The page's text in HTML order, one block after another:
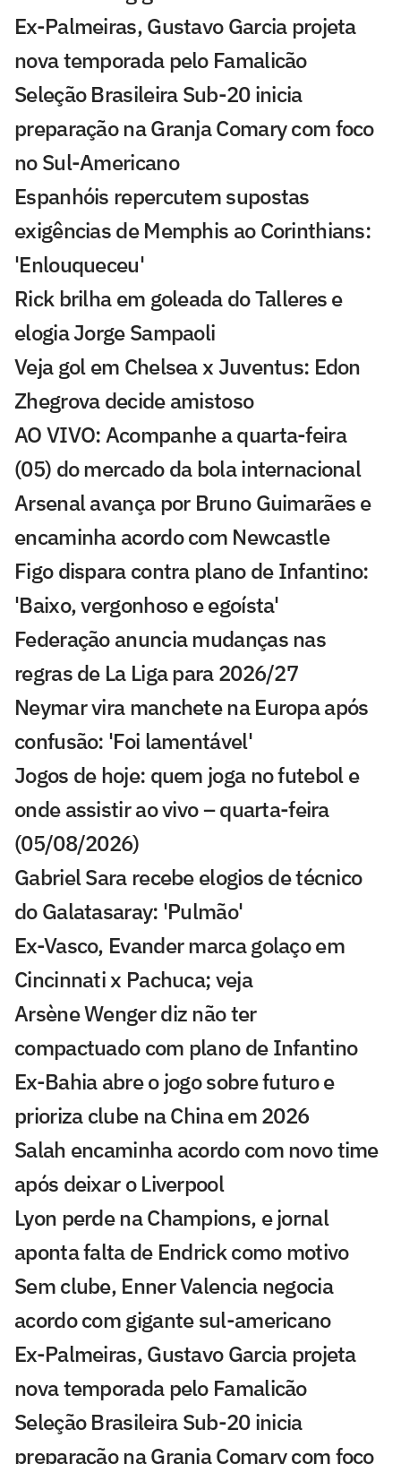
Ex-Palmeiras, Gustavo Garcia projeta
nova temporada pelo Famalicão
Seleção Brasileira Sub-20 inicia
preparação na Granja Comary com foco
no Sul-Americano
Espanhóis repercutem supostas
exigências de Memphis ao Corinthians:
'Enlouqueceu'
Rick brilha em goleada do Talleres e
elogia Jorge Sampaoli
Veja gol em Chelsea x Juventus: Edon
Zhegrova decide amistoso
AO VIVO: Acompanhe a quarta-feira
(05) do mercado da bola internacional
Arsenal avança por Bruno Guimarães e
encaminha acordo com Newcastle
Figo dispara contra plano de Infantino:
'Baixo, vergonhoso e egoísta'
Federação anuncia mudanças nas
regras de La Liga para 2026/27
Neymar vira manchete na Europa após
confusão: 'Foi lamentável'
Jogos de hoje: quem joga no futebol e
onde assistir ao vivo – quarta-feira
(05/08/2026)
Gabriel Sara recebe elogios de técnico
do Galatasaray: 'Pulmão'
Ex-Vasco, Evander marca golaço em
Cincinnati x Pachuca; veja
Arsène Wenger diz não ter
compactuado com plano de Infantino
Ex-Bahia abre o jogo sobre futuro e
prioriza clube na China em 2026
Salah encaminha acordo com novo time
após deixar o Liverpool
Lyon perde na Champions, e jornal
aponta falta de Endrick como motivo
Sem clube, Enner Valencia negocia
acordo com gigante sul-americano
Ex-Palmeiras, Gustavo Garcia projeta
nova temporada pelo Famalicão
Seleção Brasileira Sub-20 inicia
preparação na Granja Comary com foco